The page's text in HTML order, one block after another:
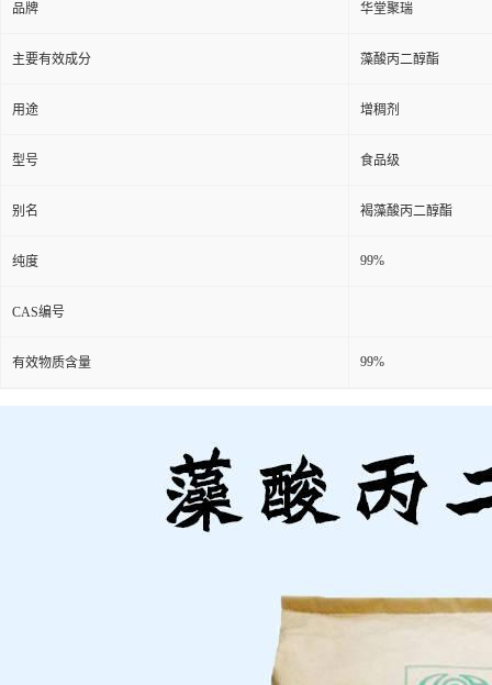
品牌 华堂聚瑞
主要有效成分 藻酸丙二醇酯
用途 增稠剂
型号 食品级
别名 褐藻酸丙二醇酯
纯度 99%
CAS编号
有效物质含量 99%